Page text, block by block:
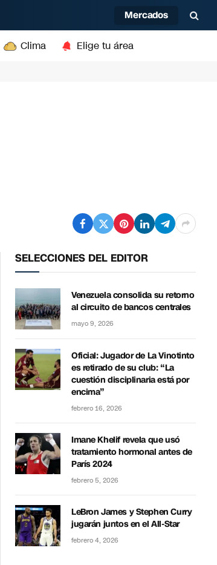
Mercados
Clima Elige tu área
SELECCIONES DEL EDITOR
Venezuela consolida su retorno
al circuito de bancos centrales
mayo 9, 2026
Oficial: Jugador de La Vinotinto
es retirado de su club: “La
cuestión disciplinaria está por
encima”
febrero 16, 2026
Imane Khelif revela que usó
tratamiento hormonal antes de
París 2024
febrero 5, 2026
LeBron James y Stephen Curry
jugarán juntos en el All-Star
febrero 4, 2026